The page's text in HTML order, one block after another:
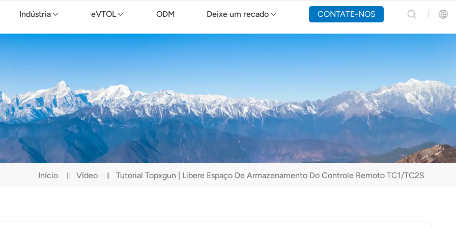
Indústria eVTOL ODM Deixe um recado CONTATE-NOS
Русский
Português(Portugal)
Português(Brasil)
Türkçe
Início Vídeo Tutorial Topxgun | Libere Espaço De Armazenamento Do Controle Remoto TC1/TC2S